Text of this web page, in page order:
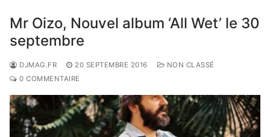
Mr Oizo, Nouvel album ‘All Wet’ le 30
septembre
DJMAG.FR 20 SEPTEMBRE 2016
NON CLASSÉ
0 COMMENTAIRE